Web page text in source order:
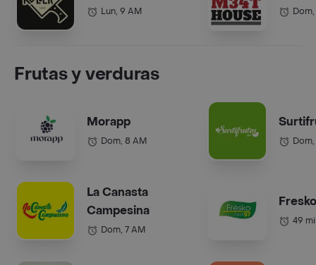
Lun, 9 AM
Frutas y verduras
Morapp
Dom, 8 AM
La Canasta
Campesina
Dom, 7 AM
49